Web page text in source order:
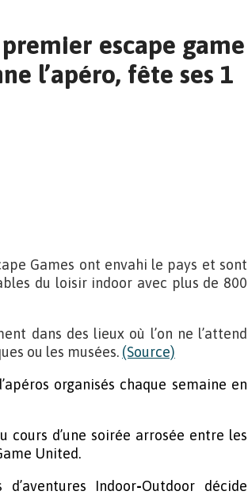
premier escape game
l’apéro, fête ses 1
Games ont envahi le pays et sont
du loisir indoor avec plus de 800
dans des lieux où l’on ne l’attend
ou les musées. (Source)
organisés chaque semaine en
cours d’une soirée arrosée entre les
United.
Indoor-Outdoor décide